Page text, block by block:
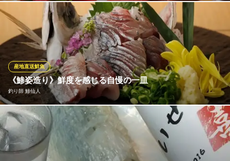
ＪＲ橋本駅 徒歩8分
神奈川県相模原市緑区東橋本1-24-19 T・H ADMIRAL1F
毎日仕入れている旬鮮な鮮魚の盛合せは旬の鮮魚を中心に盛り合
わせています♪見た目も味も最高の状態でご提供！丁寧にむいたツ
マもご一緒にお召し上がりいただきたい、料理長の腕が光る盛合
旬鮮Dining たらふく酒場
魚が自慢の和風居酒屋
ＪＲ横浜線淵野辺駅北口 徒歩5分
神奈川県相模原市中央区淵野辺3-9-17 ライオンズプラザ淵野辺103
《鯵姿造り》鮮度を感じる自慢の一皿
釣り師 鯵仙人
産地直送鮮魚
【鯵仙人】の代名詞、至高の「鯵の姿造り」。極上の鯵を、熟練
の技で華やかな姿造りに。弾けるような身の締まりと、溢れる脂
の甘みは感動級です。本物の鮮度を、ぜひ五感で愉しんで。。日
本酒や焼酎との相性も抜群です。極上の海の恵みをお届けしま